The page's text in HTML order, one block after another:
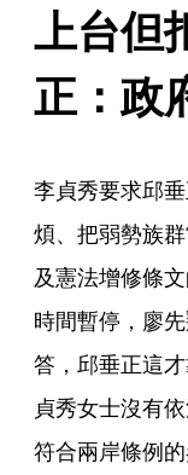
上台但
正：政
李貞秀要求邱
煩、把弱勢族
及憲法增修條
時間暫停，廖
答，邱垂正這
貞秀女士沒有
符合兩岸條例